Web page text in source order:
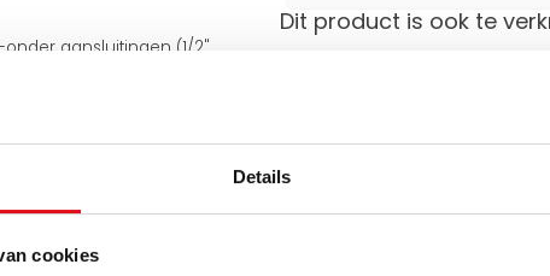
Details
cookies
aansluitingen (1/2"
onderkant van 50 mm.
J-consoles
aansluiting ook aan de
op bestaande leidingen en
Dit product is ook te